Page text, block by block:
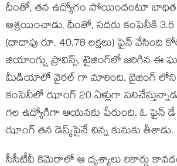
దీంతో, తన ఉద్యోగం పోయిందంటూ బాధిత
ఆశ్రయించాడు. దీంతో, సదరు కంపెనీకి 3.5
(దాదాపు రూ. 40.78 లక్షలు) ఫైన్ వేసింది
జియాంగ్షు ప్రావిన్స్, టైజింగ్‌లో జరిగిన ఈ
మీడియాలో వైరల్ గా మారింది. బైజింగ్ లోని
కంపెనీలో ఝాంగ్‌ 20 ఏళ్లుగా
గల ఉద్యోగిగా ఆయనకు పేరుంది. ఓ ఫైన్ డే
ఝాంగ్ తన డెస్క్‌పైనే చిన్న కునుకు తీశాడు.
సీసీటీవీ కెమెరాలో ఆ దృశ్యాలు రికార్డు